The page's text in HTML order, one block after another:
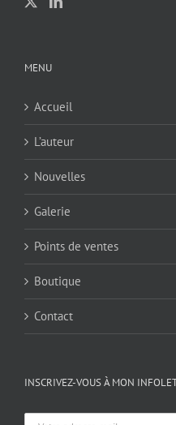
MENU
Accueil
L’auteur
Nouvelles
Galerie
Points de ventes
Boutique
Contact
INSCRIVEZ-VOUS À MON